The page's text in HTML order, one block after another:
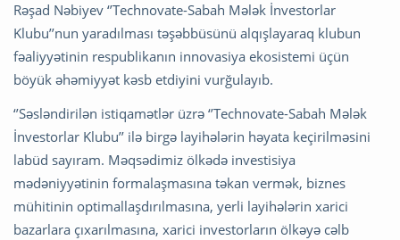
Rəşad Nəbiyev ‘’Technovate-Sabah Mələk İnvestorlar
Klubu’’nun yaradılması təşəbbüsünü alqışlayaraq klubun
fəaliyyətinin respublikanın innovasiya ekosistemi üçün
böyük əhəmiyyət kəsb etdiyini vurğulayıb.
‘’Səsləndirilən istiqamətlər üzrə ‘’Technovate-Sabah Mələk
İnvestorlar Klubu’’ ilə birgə layihələrin həyata keçirilməsini
labüd sayıram. Məqsədimiz ölkədə investisiya
mədəniyyətinin formalaşmasına təkan vermək, biznes
mühitinin optimallaşdırılmasına, yerli layihələrin xarici
bazarlara çıxarılmasına, xarici investorların ölkəyə cəlb